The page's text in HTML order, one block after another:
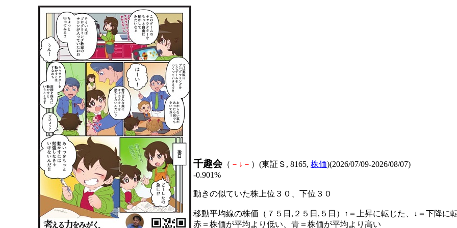
千趣会（ － ↓ － ）(東証Ｓ, 8165, 株価)(2026/07/09-2026/08/07)
-0.901%
動きの似ていた株上位３０、下位３０
移動平均線の株価（７５日,２５日,５日）↑＝上昇に転じた、↓＝下降に
赤＝株価が平均より低い、青＝株価が平均より高い